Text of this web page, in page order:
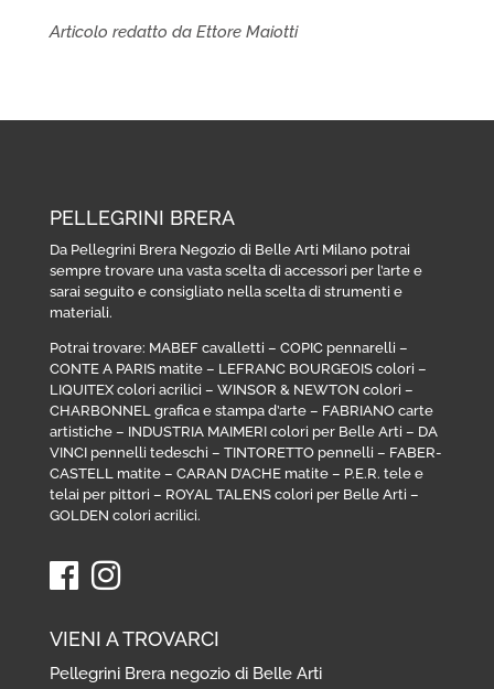
Articolo redatto da Ettore Maiotti
PELLEGRINI BRERA
Da Pellegrini Brera Negozio di Belle Arti Milano potrai
sempre trovare una vasta scelta di accessori per l’arte e
sarai seguito e consigliato nella scelta di strumenti e
materiali.
Potrai trovare: MABEF cavalletti – COPIC pennarelli –
CONTE A PARIS matite– LEFRANC BOURGEOIS colori –
LIQUITEX colori acrilici – WINSOR & NEWTON colori –
CHARBONNEL grafica e stampa d’arte– FABRIANO carte
artistiche– INDUSTRIA MAIMERI colori per Belle Arti – DA
VINCI pennelli tedeschi – TINTORETTO pennelli – FABER-
CASTELL matite– CARAN D’ACHE matite– P.E.R. tele e
telai per pittori – ROYAL TALENS colori per Belle Arti –
GOLDEN colori acrilici.
VIENI A TROVARCI
Pellegrini Brera negozio di Belle Arti